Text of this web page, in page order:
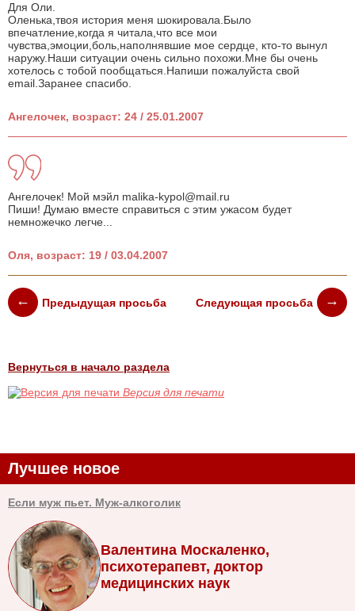
Для Оли.
Оленька,твоя история меня шокировала.Было
впечатление,когда я читала,что все мои
чувства,эмоции,боль,наполнявшие мое сердце, кто-то вынул
наружу.Наши ситуации очень сильно похожи.Мне бы очень
хотелось с тобой пообщаться.Напиши пожалуйста свой
email.Заранее спасибо.
Ангелочек, возраст: 24 / 25.01.2007
Ангелочек! Мой мэйл malika-kypol@mail.ru
Пиши! Думаю вместе справиться с этим ужасом будет
немножечко легче...
Оля, возраст: 19 / 03.04.2007
Предыдущая просьба Следующая просьба
Вернуться в начало раздела
Версия для печати
Лучшее новое
Если муж пьет. Муж-алкоголик
Валентина Москаленко,
психотерапевт, доктор
медицинских наук